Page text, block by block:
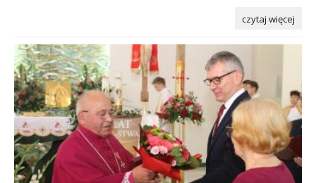
czytaj więcej